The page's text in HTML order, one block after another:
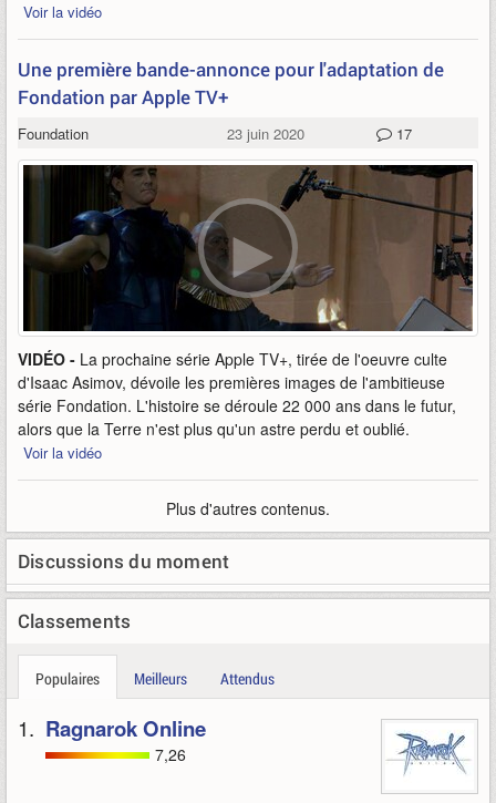
Voir la vidéo
Une première bande-annonce pour l'adaptation de
Fondation par Apple TV+
Foundation 23 juin 2020 17
VIDÉO - La prochaine série Apple TV+, tirée de l'oeuvre culte
d'Isaac Asimov, dévoile les premières images de l'ambitieuse
série Fondation. L'histoire se déroule 22 000 ans dans le futur,
alors que la Terre n'est plus qu'un astre perdu et oublié.
Voir la vidéo
Plus d'autres contenus.
Discussions du moment
Classements
Populaires Meilleurs Attendus
1. Ragnarok Online
7,26